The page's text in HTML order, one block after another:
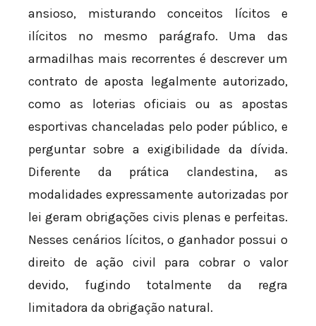
ansioso, misturando conceitos lícitos e
ilícitos no mesmo parágrafo. Uma das
armadilhas mais recorrentes é descrever um
contrato de aposta legalmente autorizado,
como as loterias oficiais ou as apostas
esportivas chanceladas pelo poder público, e
perguntar sobre a exigibilidade da dívida.
Diferente da prática clandestina, as
modalidades expressamente autorizadas por
lei geram obrigações civis plenas e perfeitas.
Nesses cenários lícitos, o ganhador possui o
direito de ação civil para cobrar o valor
devido, fugindo totalmente da regra
limitadora da obrigação natural.